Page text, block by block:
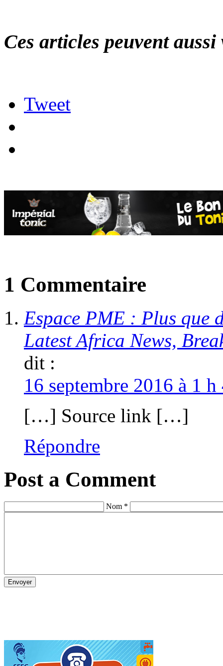
Ces articles peuvent
Tweet
1 Commentaire
Espace PME : Plus que
Latest Africa News,
dit :
16 septembre 2016 à 1
[…] Source link […]
Répondre
Post a Comment
Nom *